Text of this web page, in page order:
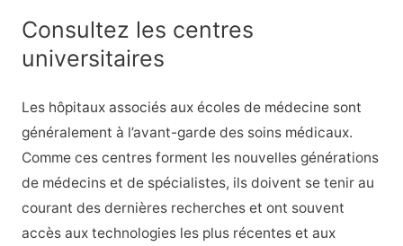
Consultez les centres
universitaires
Les hôpitaux associés aux écoles de médecine sont
généralement à l’avant-garde des soins médicaux.
Comme ces centres forment les nouvelles générations
de médecins et de spécialistes, ils doivent se tenir au
courant des dernières recherches et ont souvent
accès aux technologies les plus récentes et aux